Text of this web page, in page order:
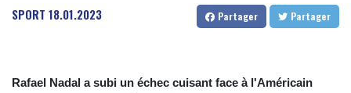
SPORT 18.01.2023 Partager Partager
Rafael Nadal a subi un échec cuisant face à l'Américain